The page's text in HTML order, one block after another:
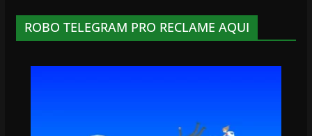
ROBO TELEGRAM PRO RECLAME AQUI